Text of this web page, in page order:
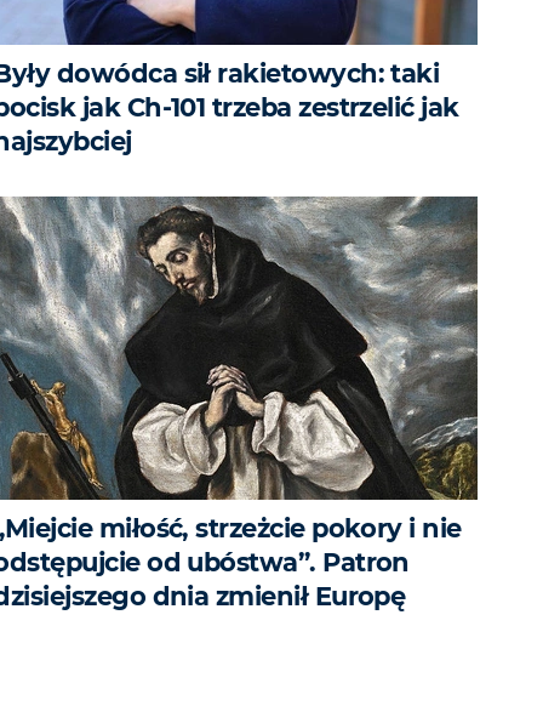
dowódca sił rakietowych: taki
jak Ch-101 trzeba zestrzelić jak
miłość, strzeżcie pokory i nie
od ubóstwa”. Patron
dnia zmienił Europę